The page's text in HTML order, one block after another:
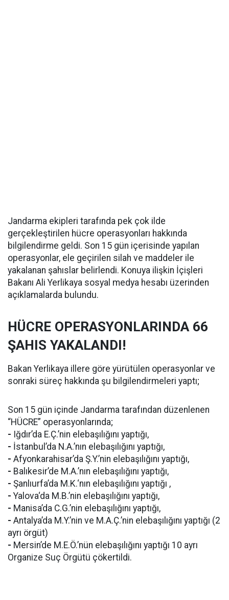
Jandarma ekipleri tarafında pek çok ilde
gerçekleştirilen hücre operasyonları hakkında
bilgilendirme geldi. Son 15 gün içerisinde yapılan
operasyonlar, ele geçirilen silah ve maddeler ile
yakalanan şahıslar belirlendi. Konuya ilişkin İçişleri
Bakanı Ali Yerlikaya sosyal medya hesabı üzerinden
açıklamalarda bulundu.
HÜCRE OPERASYONLARINDA 66
ŞAHIS YAKALANDI!
Bakan Yerlikaya illere göre yürütülen operasyonlar ve
sonraki süreç hakkında şu bilgilendirmeleri yaptı;
Son 15 gün içinde Jandarma tarafından düzenlenen
“HÜCRE” operasyonlarında;
- Iğdır’da E.Ç.’nin elebaşılığını yaptığı,
- İstanbul’da N.A.’nın elebaşılığını yaptığı,
- Afyonkarahisar’da Ş.Y.’nin elebaşılığını yaptığı,
- Balıkesir’de M.A.’nın elebaşılığını yaptığı,
- Şanlıurfa’da M.K.‘nın elebaşılığını yaptığı ,
- Yalova‘da M.B.’nin elebaşılığını yaptığı,
- Manisa’da C.G.’nin elebaşılığını yaptığı,
- Antalya’da M.Y.’nin ve M.A.Ç.’nin elebaşılığını yaptığı (2
ayrı örgüt)
- Mersin’de M.E.Ö.’nün elebaşılığını yaptığı 10 ayrı
Organize Suç Örgütü çökertildi.